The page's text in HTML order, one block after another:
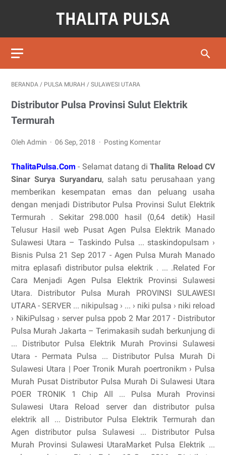
BERANDA / PULSA MURAH / SULAWESI UTARA
Distributor Pulsa Provinsi Sulut Elektrik
Termurah
Oleh Admin 06 Sep, 2018 Posting Komentar
ThalitaPulsa.Com - Selamat datang diThalita Reload CV
Sinar Surya Suryandaru, salah satu perusahaan yang
memberikan kesempatan emas dan peluang usaha
dengan menjadi Distributor Pulsa Provinsi Sulut Elektrik
Termurah . Sekitar 298.000 hasil (0,64 detik) Hasil
Telusur Hasil web Pusat Agen Pulsa Elektrik Manado
Sulawesi Utara – Taskindo Pulsa ... staskindopulsam ›
Bisnis Pulsa 21 Sep 2017 - Agen Pulsa Murah Manado
mitra eplasafi distributor pulsa elektrik . ... .Related For
Cara Menjadi Agen Pulsa Elektrik Provinsi Sulawesi
Utara. Distributor Pulsa Murah PROVINSI SULAWESI
UTARA - SERVER ... nikipulsag › ... › niki pulsa › niki reload
› NikiPulsag › server pulsa ppob 2 Mar 2017 - Distributor
Pulsa Murah Jakarta – Terimakasih sudah berkunjung di
... Distributor Pulsa Elektrik Murah Provinsi Sulawesi
Utara - Permata Pulsa ... Distributor Pulsa Murah Di
Sulawesi Utara | Poer Tronik Murah poertronikm › Pulsa
Murah Pusat Distributor Pulsa Murah Di Sulawesi Utara
POER TRONIK 1 Chip All ... Pulsa Murah Provinsi
Sulawesi Utara Reload server dan distributor pulsa
elektrik all ... Distributor Pulsa Elektrik Termurah dan
Agen distributor pulsa Sulawesi ... Distributor Pulsa
Murah Provinsi Sulawesi UtaraMarket Pulsa Elektrik ...